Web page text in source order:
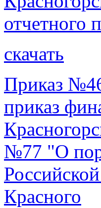
отчетного
скачать
Приказ
приказ
№77 "О
Красного